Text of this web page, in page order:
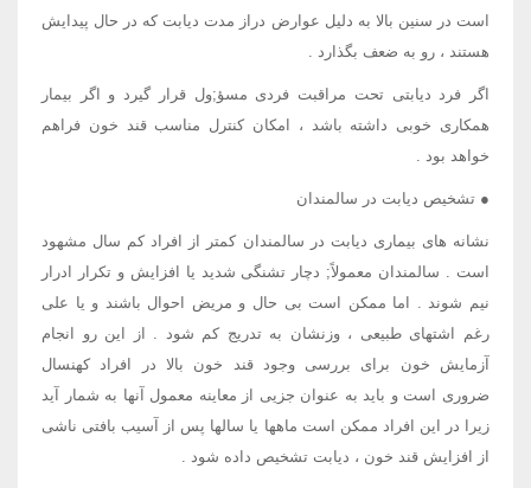
است در سنین بالا به دلیل عوارض دراز مدت دیابت که در حال پیدایش
هستند ، رو به ضعف بگذارد .
اگر فرد دیابتی تحت مراقبت فردی مسؤ;ول قرار گیرد و اگر بیمار
همکاری خوبی داشته باشد ، امکان کنترل مناسب قند خون فراهم
خواهد بود .
● تشخیص دیابت در سالمندان
نشانه های بیماری دیابت در سالمندان کمتر از افراد کم سال مشهود
است . سالمندان معمولاً; دچار تشنگی شدید یا افزایش و تکرار ادرار
نیم شوند . اما ممکن است بی حال و مریض احوال باشند و یا علی
رغم اشتهای طبیعی ، وزنشان به تدریج کم شود . از این رو انجام
آزمایش خون برای بررسی وجود قند خون بالا در افراد کهنسال
ضروری است و باید به عنوان جزیی از معاینه معمول آنها به شمار آید
زیرا در این افراد ممکن است ماهها یا سالها پس از آسیب بافتی ناشی
از افزایش قند خون ، دیابت تشخیص داده شود .